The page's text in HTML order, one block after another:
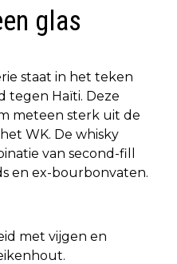
glas
staat in het teken
tegen Haïti. Deze
meteen sterk uit de
WK. De whisky
van second-fill
en ex-bourbonvaten.
met vijgen en